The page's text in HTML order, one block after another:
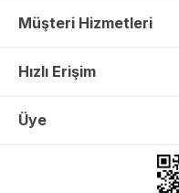
Müşteri Hizmetleri
Hızlı Erişim
Üye